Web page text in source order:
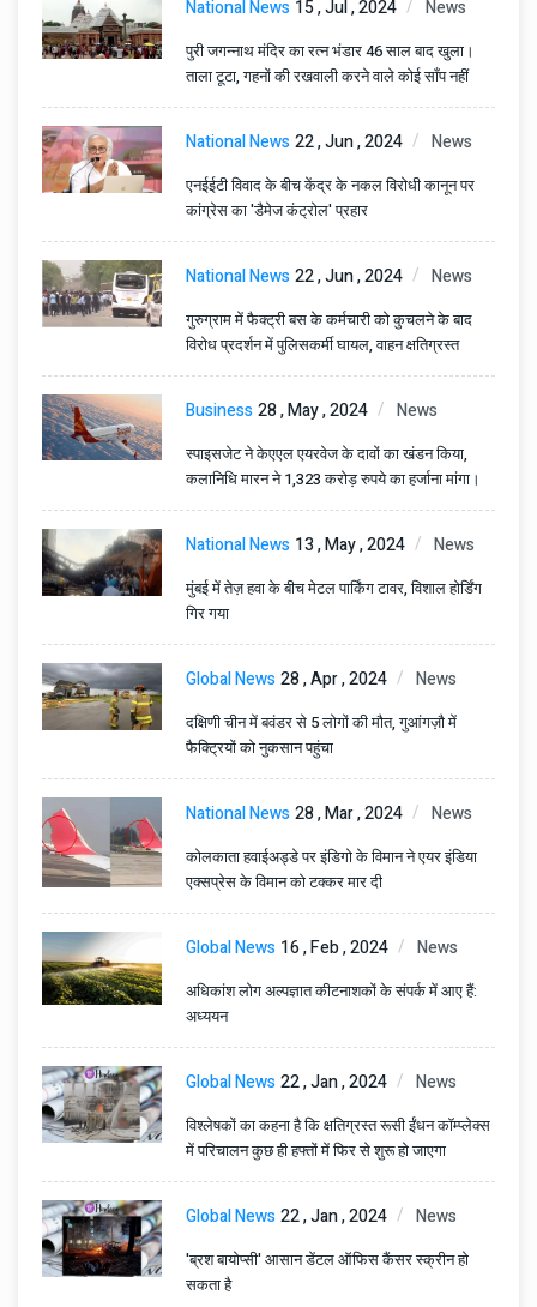
National News 15 , Jul , 2024 News
पुरी जगन्नाथ मंदिर का रत्न भंडार 46 साल बाद खुला।
ताला टूटा, गहनों की रखवाली करने वाले कोई साँप नहीं
National News22 , Jun , 2024 News
एनईईटी विवाद के बीच केंद्र के नकल विरोधी कानून पर
कांग्रेस का 'डैमेज कंट्रोल' प्रहार
National News22 , Jun , 2024 News
गुरुग्राम में फैक्ट्री बस के कर्मचारी को कुचलने के बाद
विरोध प्रदर्शन में पुलिसकर्मी घायल, वाहन क्षतिग्रस्त
Business28 , May , 2024 News
स्पाइसजेट ने केएएल एयरवेज के दावों का खंडन किया,
कलानिधि मारन ने 1,323 करोड़ रुपये का हर्जाना मांगा।
National News 13 , May , 2024 News
मुंबई में तेज़ हवा के बीच मेटल पार्किंग टावर, विशाल होर्डिंग
गिर गया
Global News28 , Apr , 2024 News
दक्षिणी चीन में बवंडर से 5 लोगों की मौत, गुआंगज़ौ में
फैक्ट्रियों को नुकसान पहुंचा
National News28 , Mar , 2024 News
कोलकाता हवाईअड्डे पर इंडिगो के विमान ने एयर इंडिया
एक्सप्रेस के विमान को टक्कर मार दी
Global News 16 , Feb , 2024 News
अधिकांश लोग अल्पज्ञात कीटनाशकों के संपर्क में आए हैं:
अध्ययन
Global News22 , Jan , 2024 News
विश्लेषकों का कहना है कि क्षतिग्रस्त रूसी ईंधन कॉम्प्लेक्स
में परिचालन कुछ ही हफ्तों में फिर से शुरू हो जाएगा
Global News22 , Jan , 2024 News
'ब्रश बायोप्सी' आसान डेंटल ऑफिस कैंसर स्क्रीन हो
सकता है